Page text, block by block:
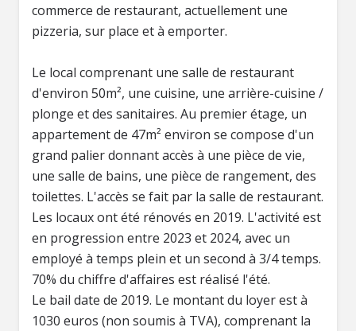
commerce de restaurant, actuellement une
pizzeria, sur place et à emporter.
Le local comprenant une salle de restaurant
d'environ 50m², une cuisine, une arrière-cuisine /
plonge et des sanitaires. Au premier étage, un
appartement de 47m² environ se compose d'un
grand palier donnant accès à une pièce de vie,
une salle de bains, une pièce de rangement, des
toilettes. L'accès se fait par la salle de restaurant.
Les locaux ont été rénovés en 2019. L'activité est
en progression entre 2023 et 2024, avec un
employé à temps plein et un second à 3/4 temps.
70% du chiffre d'affaires est réalisé l'été.
Le bail date de 2019. Le montant du loyer est à
1030 euros (non soumis à TVA), comprenant la